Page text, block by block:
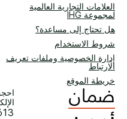
العلامات التجارية العالمية
لمجموعة IHG
هل تحتاج إلى مساعدة؟
شروط الاستخدام
إدارة الخصوصية وملفات تعريف
الارتباط
خريطة الموقع